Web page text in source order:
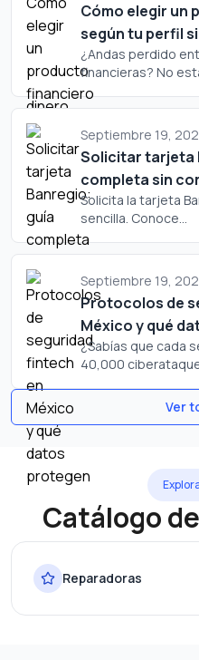
Cómo elegir un
según tu perfil
¿Andas perdido
financieras? No
Septiembre 19,
Solicitar tarjeta
completa sin
Solicita la tarjeta
sencilla. Conoce...
Septiembre 19,
Protocolos de
México y qué
¿Sabías que cada
40,000
Ver
Catálogo de
Reparadoras